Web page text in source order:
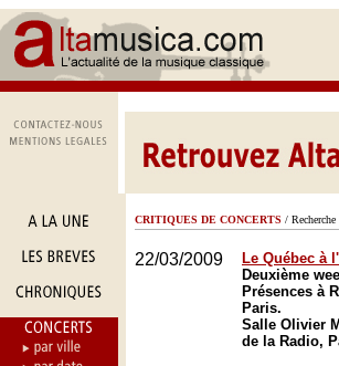
CRITIQUES DE CONCERTS / Recherche
22/03/2009
Le Québec à
Deuxième
Présences à
Paris.
Salle Olivier
de la Radio,